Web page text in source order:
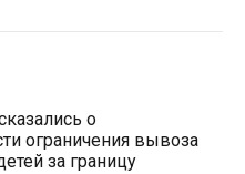
о
ограничения вывоза
за границу